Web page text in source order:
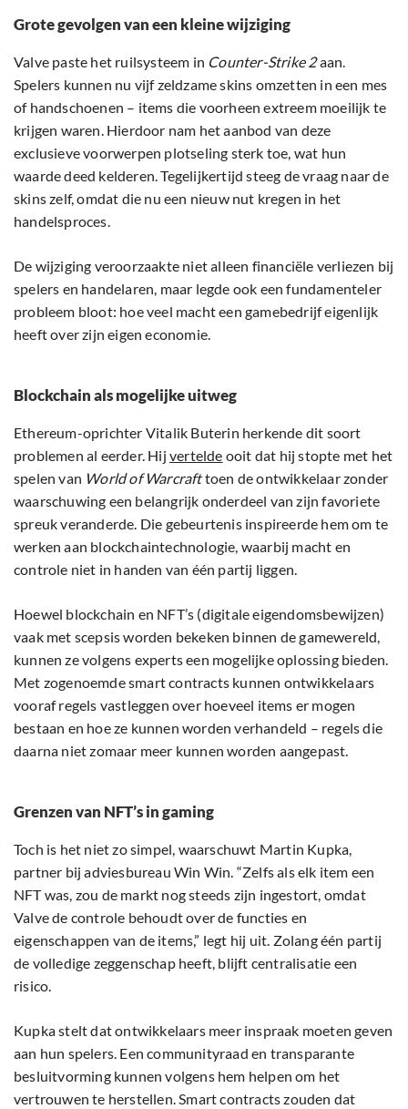
Grote gevolgen van een kleine wijziging
Valve paste het ruilsysteem in Counter-Strike 2aan.
Spelers kunnen nu vijf zeldzame skins omzetten in een mes
of handschoenen – items die voorheen extreem moeilijk te
krijgen waren. Hierdoor nam het aanbod van deze
exclusieve voorwerpen plotseling sterk toe, wat hun
waarde deed kelderen. Tegelijkertijd steeg de vraag naar de
skins zelf, omdat die nu een nieuw nut kregen in het
handelsproces.
De wijziging veroorzaakte niet alleen financiële verliezen bij
spelers en handelaren, maar legde ook een fundamenteler
probleem bloot: hoe veel macht een gamebedrijf eigenlijk
heeft over zijn eigen economie.
Blockchain als mogelijke uitweg
Ethereum-oprichter Vitalik Buterin herkende dit soort
problemen al eerder. Hij vertelde ooit dat hij stopte met het
spelen van World of Warcrafttoen de ontwikkelaar zonder
waarschuwing een belangrijk onderdeel van zijn favoriete
spreuk veranderde. Die gebeurtenis inspireerde hem om te
werken aan blockchaintechnologie, waarbij macht en
controle niet in handen van één partij liggen.
Hoewel blockchain en NFT’s (digitale eigendomsbewijzen)
vaak met scepsis worden bekeken binnen de gamewereld,
kunnen ze volgens experts een mogelijke oplossing bieden.
Met zogenoemde smart contracts kunnen ontwikkelaars
vooraf regels vastleggen over hoeveel items er mogen
bestaan en hoe ze kunnen worden verhandeld – regels die
daarna niet zomaar meer kunnen worden aangepast.
Grenzen van NFT’s in gaming
Toch is het niet zo simpel, waarschuwt Martin Kupka,
partner bij adviesbureau Win Win. “Zelfs als elk item een
NFT was, zou de markt nog steeds zijn ingestort, omdat
Valve de controle behoudt over de functies en
eigenschappen van de items,” legt hij uit. Zolang één partij
de volledige zeggenschap heeft, blijft centralisatie een
risico.
Kupka stelt dat ontwikkelaars meer inspraak moeten geven
aan hun spelers. Een communityraad en transparante
besluitvorming kunnen volgens hem helpen om het
vertrouwen te herstellen. Smart contracts zouden dat